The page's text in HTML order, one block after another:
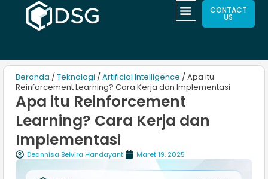
CONTACT
US
Beranda / Teknologi / Artificial Intelligence / Apa itu
Reinforcement Learning? Cara Kerja dan Implementasi
Apa itu Reinforcement
Learning? Cara Kerja dan
Implementasi
Deannisa Belvira Handayanti Maret 19, 2025